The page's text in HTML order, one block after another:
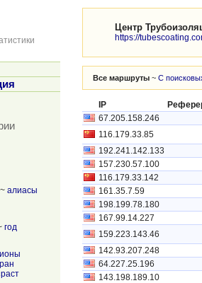
~ алиасы
год
Центр
https://
Все маршруты ~ С
IP
67.205.158.246
116.179.33.85
192.241.142.133
157.230.57.100
116.179.33.142
161.35.7.59
198.199.78.180
167.99.14.227
159.223.143.46
142.93.207.248
64.227.25.196
143.198.189.10